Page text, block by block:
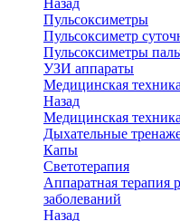
Назад
Пульсоксиметры
Пульсоксиметр
Пульсоксиметры
УЗИ аппараты
Медицинская
Назад
Медицинская
Дыхательные
Капы
Светотерапия
Аппаратная терапия
заболеваний
Назад